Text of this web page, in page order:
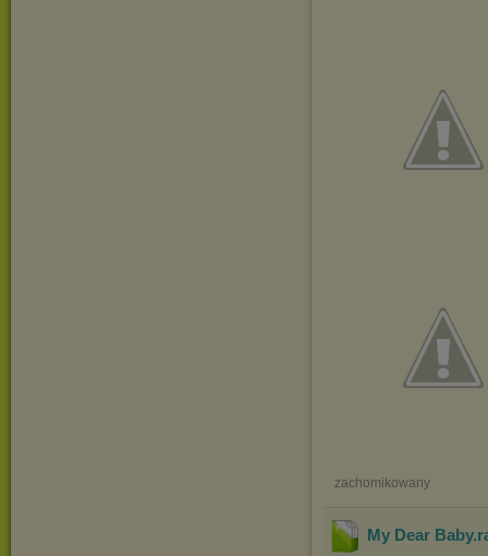
zachomikowany
My Dear Baby